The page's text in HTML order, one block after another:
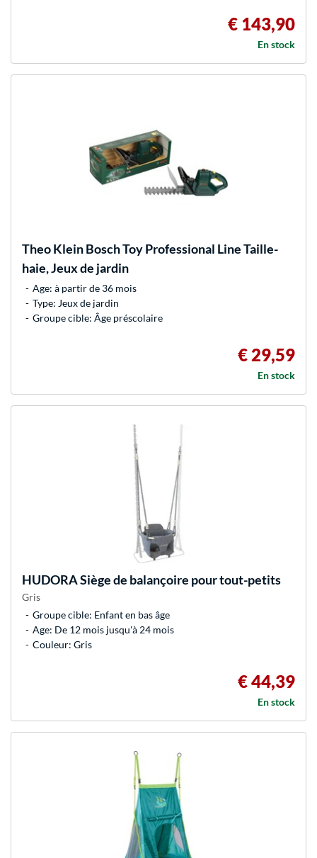
€ 143,90
En stock
Theo KleinBosch Toy Professional Line Taille-
haie, Jeux de jardin
Age: à partir de 36 mois
Type: Jeux de jardin
Groupe cible: Âge préscolaire
€ 29,59
En stock
HUDORASiège de balançoire pour tout-petits
Gris
Groupe cible: Enfant en bas âge
Age: De 12 mois jusqu'à 24 mois
Couleur: Gris
€ 44,39
En stock